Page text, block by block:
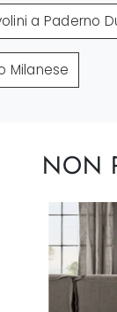
a Paderno
Milanese
NON